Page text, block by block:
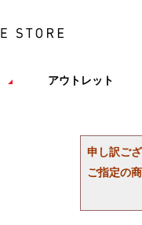
アウトレット
申し訳ござ
ご指定の